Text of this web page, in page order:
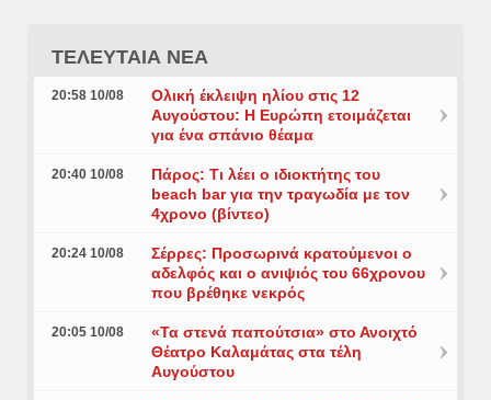
ΤΕΛΕΥΤΑΙΑ ΝΕΑ
20:58 10/08
Ολική έκλειψη ηλίου στις 12
Αυγούστου: Η Ευρώπη ετοιμάζεται
για ένα σπάνιο θέαμα
20:40 10/08
Πάρος: Τι λέει ο ιδιοκτήτης του
beach bar για την τραγωδία με τον
4χρονο (βίντεο)
20:24 10/08
Σέρρες: Προσωρινά κρατούμενοι ο
αδελφός και ο ανιψιός του 66χρονου
που βρέθηκε νεκρός
20:05 10/08
«Τα στενά παπούτσια» στο Ανοιχτό
Θέατρο Καλαμάτας στα τέλη
Αυγούστου